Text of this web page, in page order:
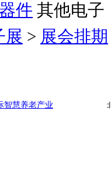
件 其他电子
展 > 展会排期
智慧养老产业